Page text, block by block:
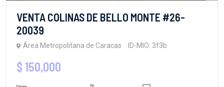
VENTA COLINAS DE BELLO MONTE #26-
20039
Área Metropolitana de Caracas ID-MIO: 3f3b
$ 150,000